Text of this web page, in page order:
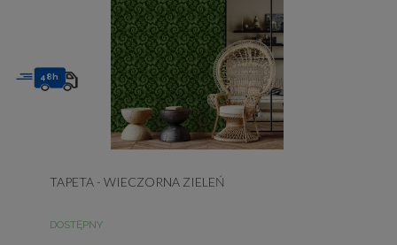
TAPETA - WIECZORNA ZIELEŃ
DOSTĘPNY
48h